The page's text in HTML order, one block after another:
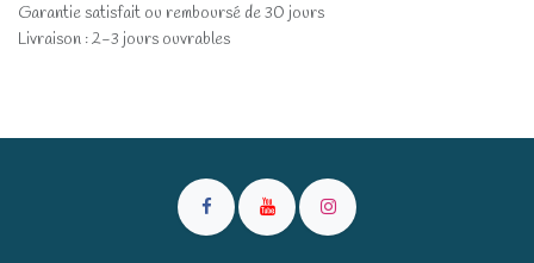
Garantie satisfait ou remboursé de 30 jours
Livraison : 2-3 jours ouvrables